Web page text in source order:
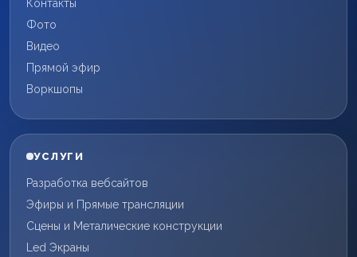
Контакты
Фото
Видео
Прямой эфир
Воркшопы
УСЛУГИ
Разработка вебсайтов
Эфиры и Прямые трансляции
Сцены и Металические конструкции
Led Экраны